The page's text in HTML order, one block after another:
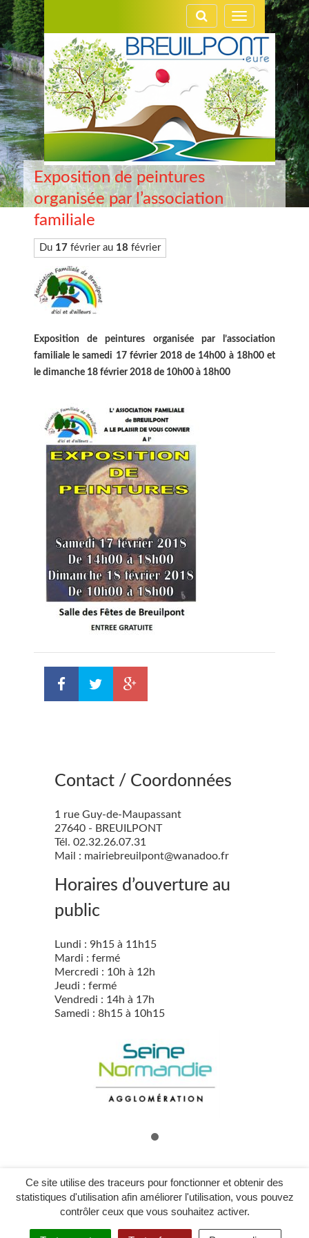
Gestion des traceurs
Ce site utilise des traceurs pour fonctionner et obtenir des
statistiques d'utilisation afin améliorer l'utilisation, vous pouvez
contrôler ceux que vous souhaitez activer.
Toggle
navigation
Exposition de peintures
organisée par l’association
familiale
Du 17 février au 18 février
Exposition de peintures organisée par l’association
familiale le samedi 17 février 2018 de 14h00 à 18h00 et
le dimanche 18 février 2018 de 10h00 à 18h00
Contact / Coordonnées
1 rue Guy-de-Maupassant
27640 - BREUILPONT
Tél. 02.32.26.07.31
Mail : mairiebreuilpont@wanadoo.fr
Horaires d’ouverture au
public
Lundi : 9h15 à 11h15
Mardi : fermé
Mercredi : 10h à 12h
Jeudi : fermé
Vendredi : 14h à 17h
Samedi : 8h15 à 10h15
Mentions légales